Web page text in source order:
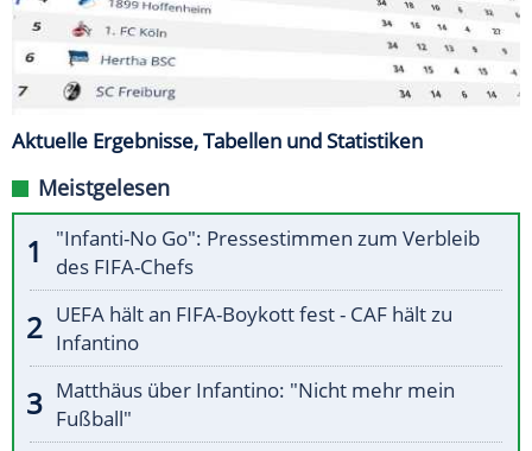
Aktuelle Ergebnisse, Tabellen und Statistiken
Meistgelesen
"Infanti-No Go": Pressestimmen zum Verbleib
des FIFA-Chefs
UEFA hält an FIFA-Boykott fest - CAF hält zu
Infantino
Matthäus über Infantino: "Nicht mehr mein
Fußball"